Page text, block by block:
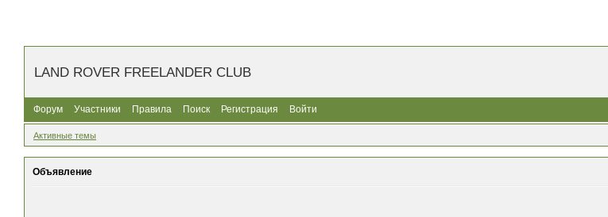
LAND ROVER FREELANDER CLUB
Форум Участники Правила Поиск Регистрация Войти
Активные темы
Объявление